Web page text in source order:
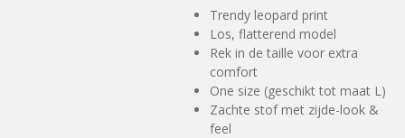
Trendy leopard print
Los, flatterend model
Rek in de taille voor extra
comfort
One size (geschikt tot maat L)
Zachte stof met zijde-look &
feel